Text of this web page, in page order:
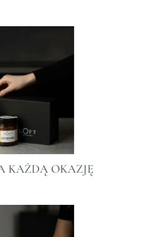
KAŻDĄ OKAZJĘ